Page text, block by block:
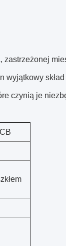
zastrzeżonej
wyjątkowy
czynią je